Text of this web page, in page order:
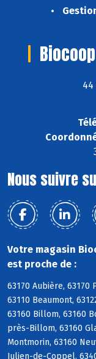
Nous suivre
Votre magasin
est proche de :
63170 Aubière, 63170
63110 Beaumont,
63160 Billom, 63160
près-Billom, 63160
Montmorin, 63160
Julien-de-Coppel,